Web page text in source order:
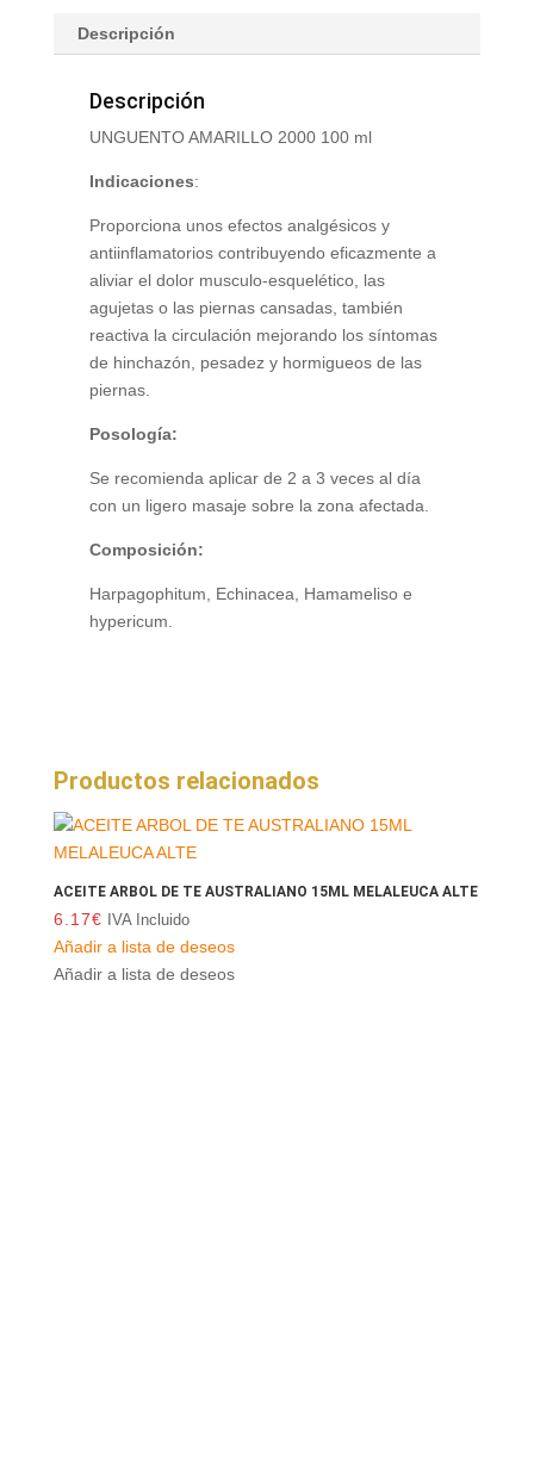
Descripción
Descripción
UNGUENTO AMARILLO 2000 100 ml
Indicaciones:
Proporciona unos efectos analgésicos y
antiinflamatorios contribuyendo eficazmente a
aliviar el dolor musculo-esquelético, las
agujetas o las piernas cansadas, también
reactiva la circulación mejorando los síntomas
de hinchazón, pesadez y hormigueos de las
piernas.
Posología:
Se recomienda aplicar de 2 a 3 veces al día
con un ligero masaje sobre la zona afectada.
Composición:
Harpagophitum, Echinacea, Hamameliso e
hypericum.
Productos relacionados
ACEITE ARBOL DE TE AUSTRALIANO 15ML MELALEUCA ALTE
6.17€ IVA Incluido
Añadir a lista de deseos
Añadir a lista de deseos